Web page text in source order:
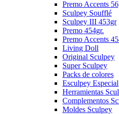
Premo Accents
Sculpey Soufflé
Sculpey III 453gr
Premo 454gr.
Premo Accents
Living Doll
Original Sculpey
Super Sculpey
Packs de colores
Esculpey Especial
Herramientas
Complementos
Moldes Sculpey